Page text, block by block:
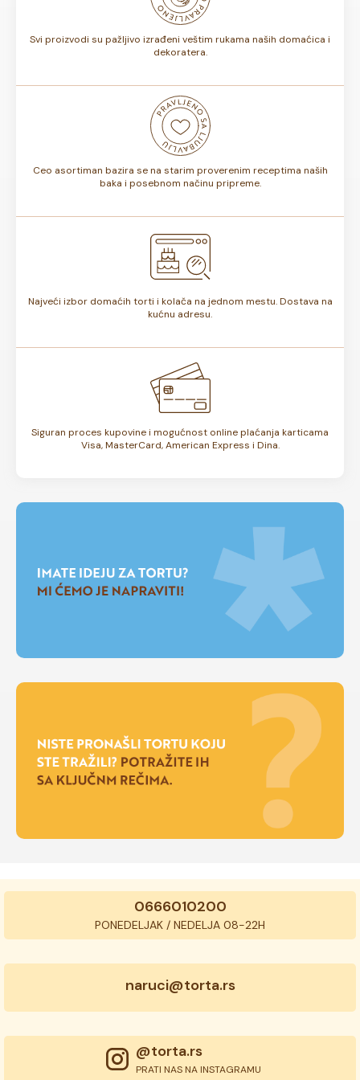
Svi proizvodi su pažljivo izrađeni veštim rukama naših domaćica i
dekoratera.
Ceo asortiman bazira se na starim proverenim receptima naših
baka i posebnom načinu pripreme.
Najveći izbor domaćih torti i kolača na jednom mestu. Dostava na
kućnu adresu.
Siguran proces kupovine i mogućnost online plaćanja karticama
Visa, MasterCard, American Express i Dina.
0666010200
PONEDELJAK / NEDELJA 08-22H
naruci@torta.rs
@torta.rs
PRATI NAS NA INSTAGRAMU